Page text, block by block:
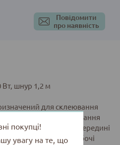
Повідомити
про наявність
Вт, шнур 1,2 м
для склеювання
і металу. Склеювання
клеєвого стержня усередині
клею на робочі
покупці!
увагу на те, що